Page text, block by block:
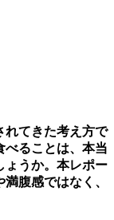
れてきた考え方で
べることは、本当
ょうか。本レポー
腹感ではなく、